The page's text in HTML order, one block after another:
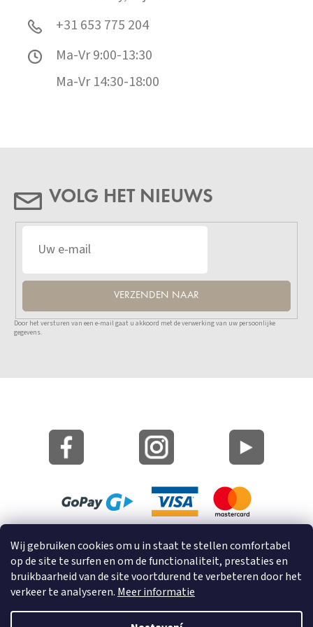
Wij gebruiken cookies om u in staat te stellen comfortabel
op de site te surfen en om de functionaliteit, prestaties en
bruikbaarheid van de site voortdurend te verbeteren door het
verkeer te analyseren. Meer informatie
+31 653 775 204
Ma-Vr 9:00-13:30
Ma-Vr 14:30-18:00
VOLG HET NIEUWS
VERZENDEN NAAR
Door het versturen van een e-mail gaat u akkoord met de verwerking van uw persoonlijke
gegevens.
Informatie over cookies
© 2023 GRUND a.s.